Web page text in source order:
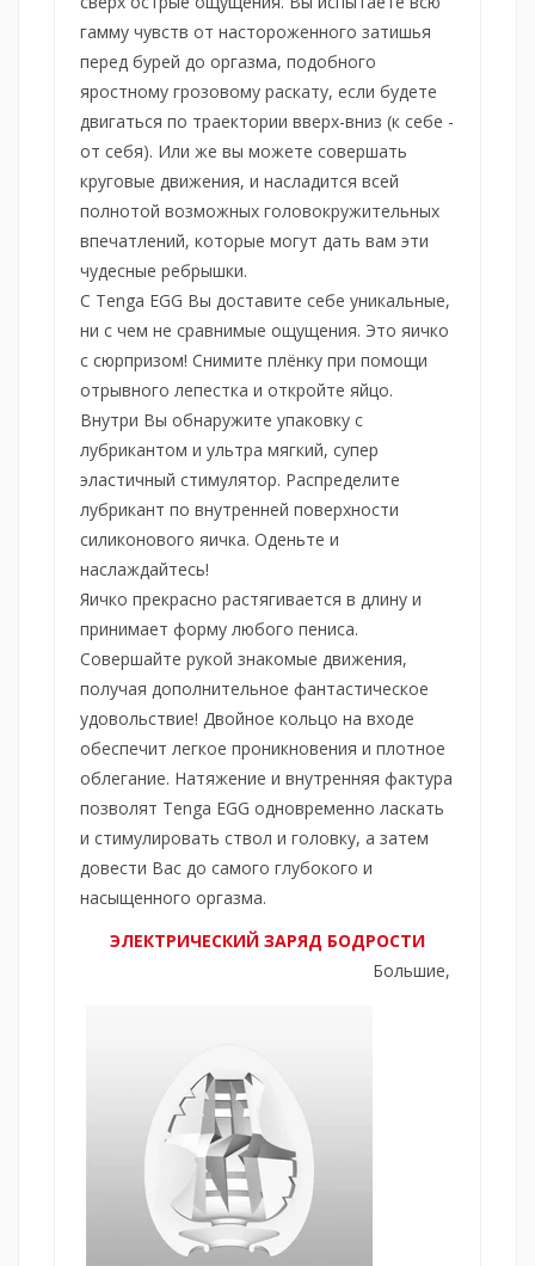
гамму чувств от настороженного затишья
перед бурей до оргазма, подобного
яростному грозовому раскату, если будете
двигаться по траектории вверх-вниз (к себе -
от себя). Или же вы можете совершать
круговые движения, и насладится всей
полнотой возможных головокружительных
впечатлений, которые могут дать вам эти
чудесные ребрышки.
C Tenga EGG Вы доставите себе уникальные,
ни с чем не сравнимые ощущения. Это яичко
с сюрпризом! Снимите плёнку при помощи
отрывного лепестка и откройте яйцо.
Внутри Вы обнаружите упаковку с
лубрикантом и ультра мягкий, супер
эластичный стимулятор. Распределите
лубрикант по внутренней поверхности
силиконового яичка. Оденьте и
наслаждайтесь!
Яичко прекрасно растягивается в длину и
принимает форму любого пениса.
Совершайте рукой знакомые движения,
получая дополнительное фантастическое
удовольствие! Двойное кольцо на входе
обеспечит легкое проникновения и плотное
облегание. Натяжение и внутренняя фактура
позволят Tenga EGG одновременно ласкать
и стимулировать ствол и головку, а затем
довести Вас до самого глубокого и
насыщенного оргазма.
ЭЛЕКТРИЧЕСКИЙ ЗАРЯД БОДРОСТИ
Большие,